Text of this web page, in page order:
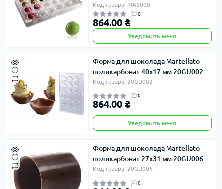
Код товара: MA5000
0
864.00 ₴
Уведомить меня
Форма для шоколада Martellato
поликарбонат 40х17 мм 20GU002
Код товара: 20GU002
0
864.00 ₴
Уведомить меня
Форма для шоколада Martellato
поликарбонат 27х31 мм 20GU006
Код товара: 20GU006
0